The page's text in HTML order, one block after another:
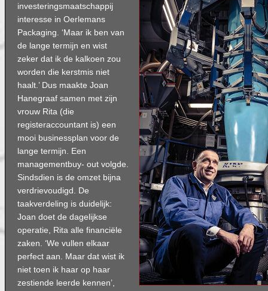
investeringsmaatschappij
interesse in Oerlemans
Packaging. ‘Maar ik ben van
de lange termijn en wist
zeker dat ik de kalkoen zou
worden die kerstmis niet
haalt.’ Dus maakte Joan
Hanegraaf samen met zijn
vrouw Rita (die
registeraccountant is) een
mooi businessplan voor de
lange termijn. Een
managementbuy- out volgde.
Sindsdien is de omzet bijna
verdrievoudigd. De
taakverdeling is duidelijk:
Joan doet de dagelijkse
operatie, Rita alle financiële
zaken. ‘We vullen elkaar
perfect aan. Maar dat wist ik
niet toen ik haar op haar
zestiende leerde kennen’,